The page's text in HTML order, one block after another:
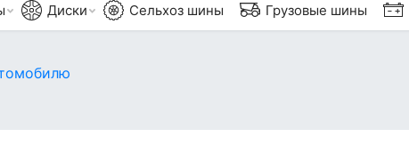
Диски Сельхоз шины Грузовые шины